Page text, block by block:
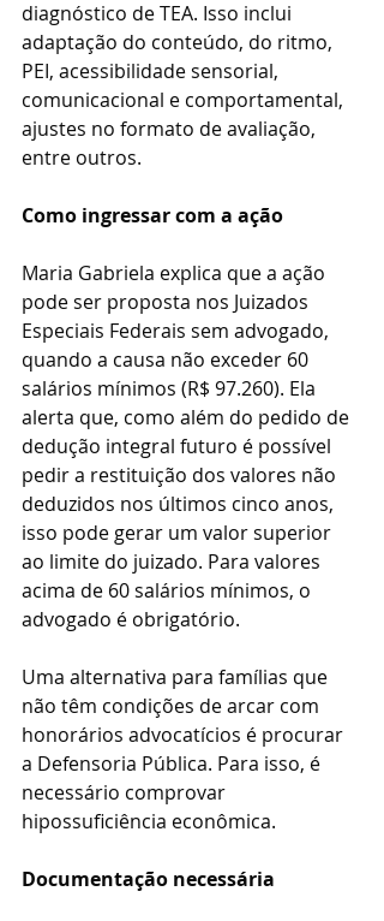
diagnóstico de TEA. Isso inclui
adaptação do conteúdo, do ritmo,
PEI, acessibilidade sensorial,
comunicacional e comportamental,
ajustes no formato de avaliação,
entre outros.
Como ingressar com a ação
Maria Gabriela explica que a ação
pode ser proposta nos Juizados
Especiais Federais sem advogado,
quando a causa não exceder 60
salários mínimos (R$ 97.260). Ela
alerta que, como além do pedido de
dedução integral futuro é possível
pedir a restituição dos valores não
deduzidos nos últimos cinco anos,
isso pode gerar um valor superior
ao limite do juizado. Para valores
acima de 60 salários mínimos, o
advogado é obrigatório.
Uma alternativa para famílias que
não têm condições de arcar com
honorários advocatícios é procurar
a Defensoria Pública. Para isso, é
necessário comprovar
hipossuficiência econômica.
Documentação necessária